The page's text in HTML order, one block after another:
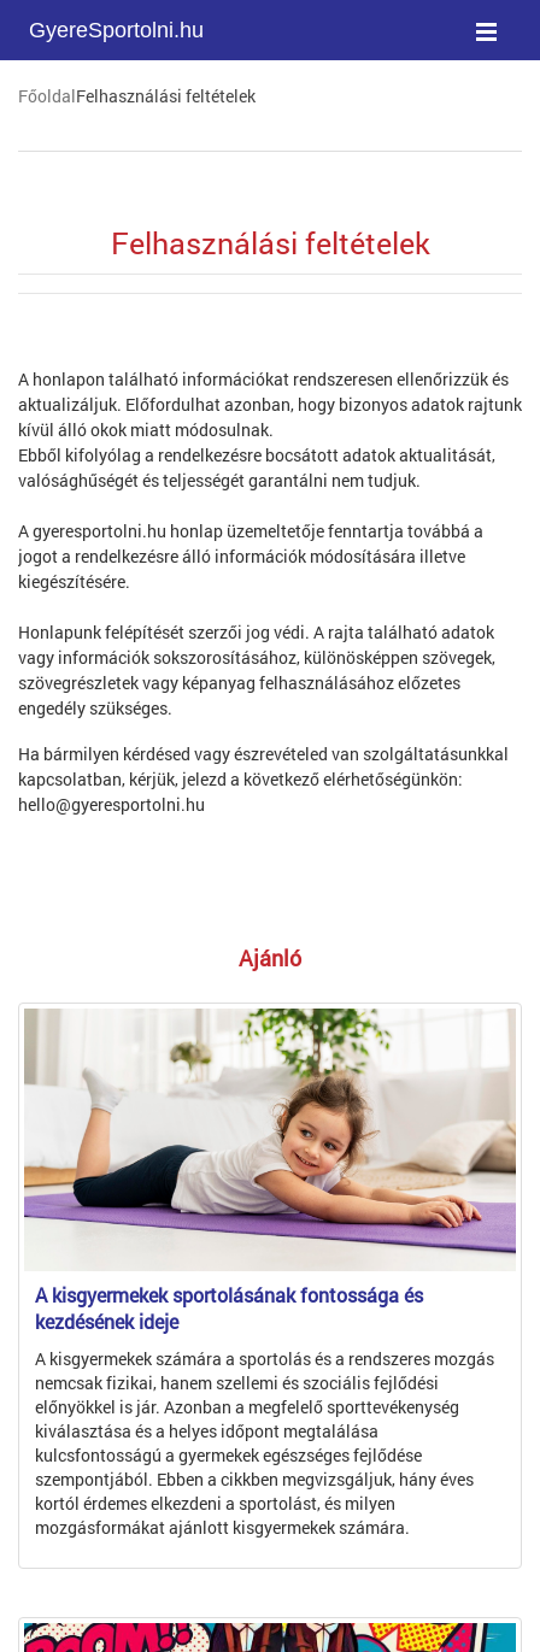
GyereSportolni.hu
FőoldalFelhasználási feltételek
Felhasználási feltételek
A honlapon található információkat rendszeresen ellenőrizzük és
aktualizáljuk. Előfordulhat azonban, hogy bizonyos adatok rajtunk
kívül álló okok miatt módosulnak.
Ebből kifolyólag a rendelkezésre bocsátott adatok aktualitását,
valósághűségét és teljességét garantálni nem tudjuk.
A gyeresportolni.hu honlap üzemeltetője fenntartja továbbá a
jogot a rendelkezésre álló információk módosítására illetve
kiegészítésére.
Honlapunk felépítését szerzői jog védi. A rajta található adatok
vagy információk sokszorosításához, különösképpen szövegek,
szövegrészletek vagy képanyag felhasználásához előzetes
engedély szükséges.
Ha bármilyen kérdésed vagy észrevételed van szolgáltatásunkkal
kapcsolatban, kérjük, jelezd a következő elérhetőségünkön:
hello@gyeresportolni.hu
Ajánló
A kisgyermekek sportolásának fontossága és
kezdésének ideje
A kisgyermekek számára a sportolás és a rendszeres mozgás
nemcsak fizikai, hanem szellemi és szociális fejlődési
előnyökkel is jár. Azonban a megfelelő sporttevékenység
kiválasztása és a helyes időpont megtalálása
kulcsfontosságú a gyermekek egészséges fejlődése
szempontjából. Ebben a cikkben megvizsgáljuk, hány éves
kortól érdemes elkezdeni a sportolást, és milyen
mozgásformákat ajánlott kisgyermekek számára.